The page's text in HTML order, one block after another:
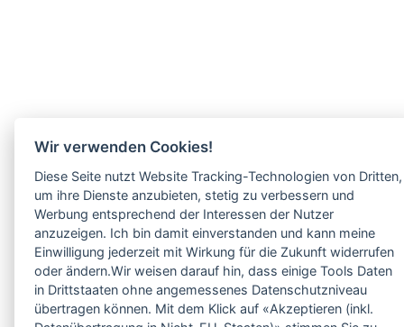
Wir verwenden Cookies!
Diese Seite nutzt Website Tracking-Technologien von Dritten,
um ihre Dienste anzubieten, stetig zu verbessern und
Werbung entsprechend der Interessen der Nutzer
anzuzeigen. Ich bin damit einverstanden und kann meine
Einwilligung jederzeit mit Wirkung für die Zukunft widerrufen
oder ändern.Wir weisen darauf hin, dass einige Tools Daten
in Drittstaaten ohne angemessenes Datenschutzniveau
übertragen können. Mit dem Klick auf «Akzeptieren (inkl.